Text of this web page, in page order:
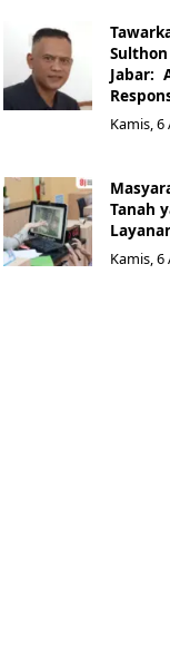
Jabar:
Kamis,
Tanah
Kamis,